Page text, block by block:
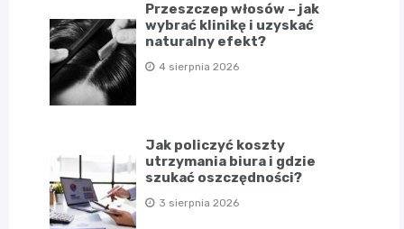
Przeszczep włosów – jak
wybrać klinikę i uzyskać
naturalny efekt?
4 sierpnia 2026
Jak policzyć koszty
utrzymania biura i gdzie
szukać oszczędności?
3 sierpnia 2026